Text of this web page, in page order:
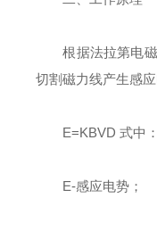
根据法拉第电磁
切割磁力线产生感
E=KBVD 式中：
E-感应电势；